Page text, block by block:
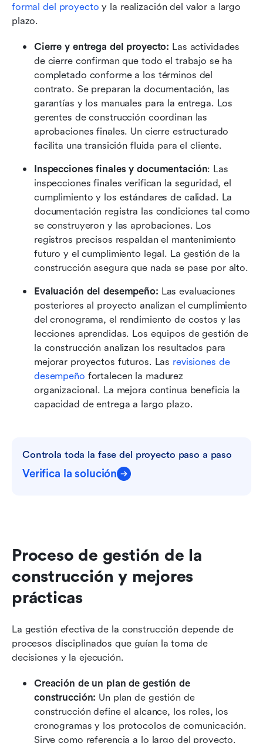
formal del proyecto y la realización del valor a largo
plazo.
Cierre y entrega del proyecto: Las actividades
de cierre confirman que todo el trabajo se ha
completado conforme a los términos del
contrato. Se preparan la documentación, las
garantías y los manuales para la entrega. Los
gerentes de construcción coordinan las
aprobaciones finales. Un cierre estructurado
facilita una transición fluida para el cliente.
Inspecciones finales y documentación: Las
inspecciones finales verifican la seguridad, el
cumplimiento y los estándares de calidad. La
documentación registra las condiciones tal como
se construyeron y las aprobaciones. Los
registros precisos respaldan el mantenimiento
futuro y el cumplimiento legal. La gestión de la
construcción asegura que nada se pase por alto.
Evaluación del desempeño: Las evaluaciones
posteriores al proyecto analizan el cumplimiento
del cronograma, el rendimiento de costos y las
lecciones aprendidas. Los equipos de gestión de
la construcción analizan los resultados para
mejorar proyectos futuros. Las revisiones de
desempeño fortalecen la madurez
organizacional. La mejora continua beneficia la
capacidad de entrega a largo plazo.
Controla toda la fase del proyecto paso a paso
Verifica la solución
Proceso de gestión de la
construcción y mejores
prácticas
La gestión efectiva de la construcción depende de
procesos disciplinados que guían la toma de
decisiones y la ejecución.
Creación de un plan de gestión de
construcción: Un plan de gestión de
construcción define el alcance, los roles, los
cronogramas y los protocolos de comunicación.
Sirve como referencia a lo largo del proyecto.